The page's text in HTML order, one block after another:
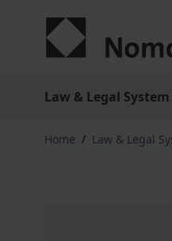
Law & Legal System
Home / Law & Legal